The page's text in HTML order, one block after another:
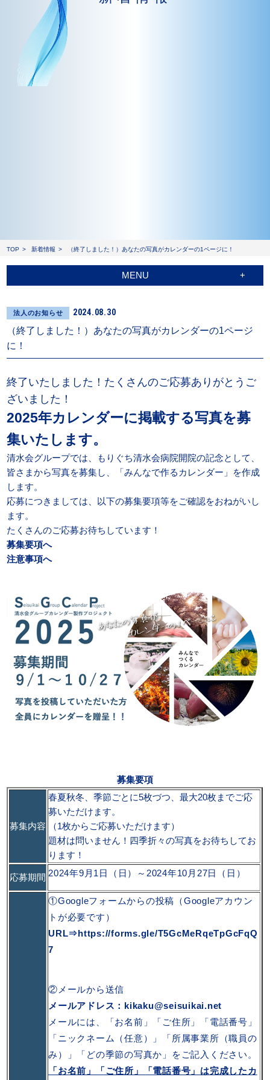
TOP 新着情報 （終了しました！）あなたの写真がカレンダーの1ページに！
MENU
法人のお知らせ 2024.08.30
（終了しました！）あなたの写真がカレンダーの1ページ
に！
終了いたしました！たくさんのご応募ありがとうご
ざいました！
2025年カレンダーに掲載する写真を募
集いたします。
清水会グループでは、もりぐち清水会病院開院の記念として、
皆さまから写真を募集し、「みんなで作るカレンダー」を作成
します。
応募につきましては、以下の募集要項等をご確認をおねがいし
ます。
たくさんのご応募お待ちしています！
募集要項へ
注意事項へ
募集要項
募集内容
春夏秋冬、季節ごとに5枚づつ、最大20枚までご応
募いただけます。
（1枚からご応募いただけます）
題材は問いません！四季折々の写真をお待ちしてお
ります！
応募期間 2024年9月1日（日）～2024年10月27日（日）
①Googleフォームからの投稿（Googleアカウン
トが必要です）
URL⇒https://forms.gle/T5GcMeRqeTpGcFqQ
7
②メールから送信
メールアドレス：kikaku@seisuikai.net
メールには、「お名前」「ご住所」「電話番号」
「ニックネーム（任意）」「所属事業所（職員の
み）」「どの季節の写真か」をご記入ください。
「お名前」「ご住所」「電話番号」は完成したカ